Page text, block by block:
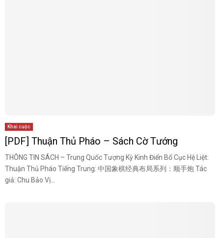
Khai cuộc
[PDF] Thuận Thủ Pháo – Sách Cờ Tướng
THÔNG TIN SÁCH – Trung Quốc Tượng Kỳ Kinh Điển Bố Cục Hệ Liệt:
Thuận Thủ Pháo Tiếng Trung: 中国象棋经典布局系列：顺手炮 Tác
giả: Chu Bảo Vị...